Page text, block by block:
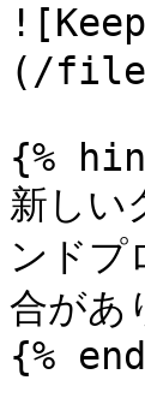
(/
{%
新しい
ンド
合があ
{%